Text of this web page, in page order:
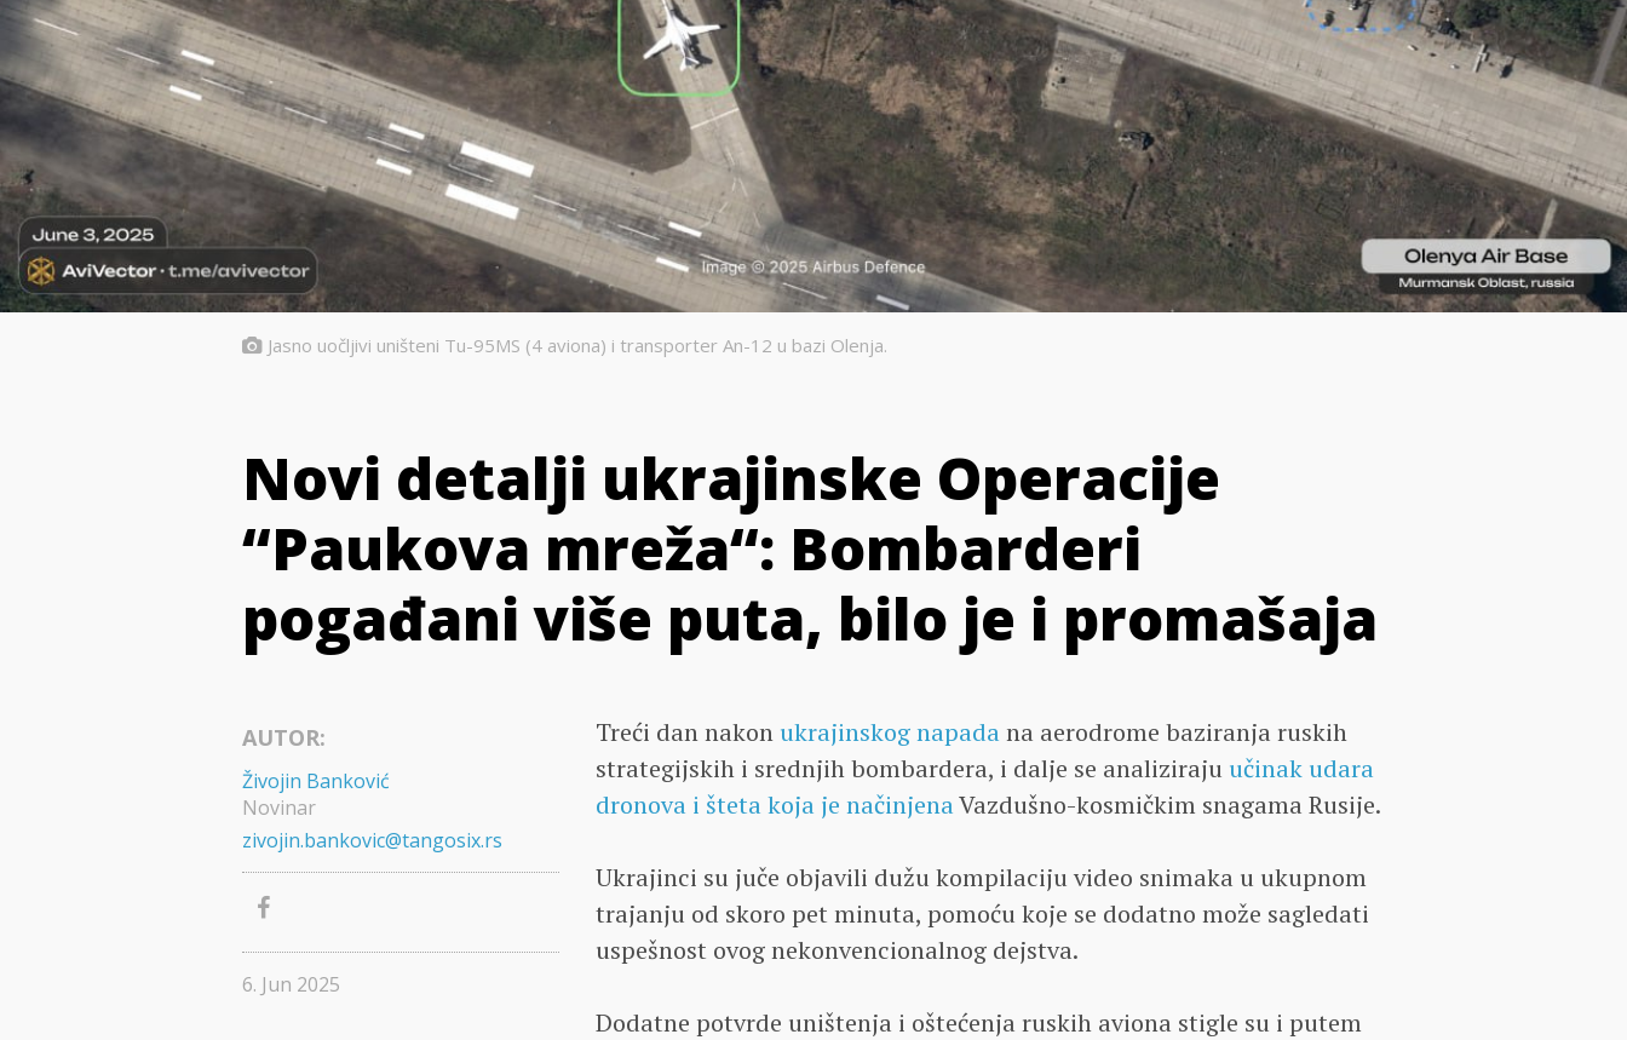
Jasno uočljivi uništeni Tu-95MS (4 aviona) i transporter An-12 u bazi Olenja.
Novi detalji ukrajinske Operacije
“Paukova mreža“: Bombarderi
pogađani više puta, bilo je i promašaja
Treći dan nakon ukrajinskog napadana aerodrome baziranja ruskih
strategijskih i srednjih bombardera, i dalje se analiziraju učinak udara
dronova i šteta koja je načinjenaVazdušno-kosmičkim snagama Rusije.
Ukrajinci su juče objavili dužu kompilaciju video snimaka u ukupnom
trajanju od skoro pet minuta, pomoću koje se dodatno može sagledati
uspešnost ovog nekonvencionalnog dejstva.
Dodatne potvrde uništenja i oštećenja ruskih aviona stigle su i putem
AUTOR:
Živojin Banković
Novinar
zivojin.bankovic@tangosix.rs
6. Jun 2025